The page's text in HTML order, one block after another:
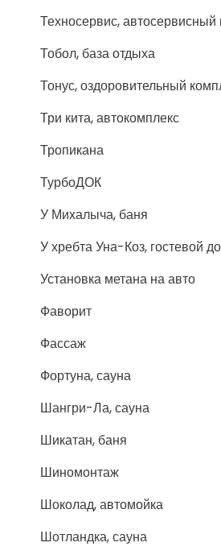
Техносервис, автосервисный
Тобол, база отдыха
Тонус, оздоровительный
Три кита, автокомплекс
Тропикана
ТурбоДОК
У Михалыча, баня
У хребта Уна-Коз, гостевой
Установка метана на авто
Фаворит
Фассаж
Фортуна, сауна
Шангри-Ла, сауна
Шикатан, баня
Шиномонтаж
Шоколад, автомойка
Шотландка, сауна